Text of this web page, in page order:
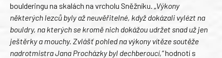
boulderingu na skalách na vrcholu Sněžníku. „Výkony
některých lezců byly až neuvěřitelné, když dokázali vylézt na
bouldry, na kterých se kromě nich dokážou udržet snad už jen
ještěrky a mouchy. Zvlášť pohled na výkony vítěze soutěže
nadrotmistra Jana Procházky byl dechberoucí,“hodnotí s